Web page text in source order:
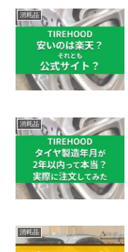
消耗品
消耗品
消耗品